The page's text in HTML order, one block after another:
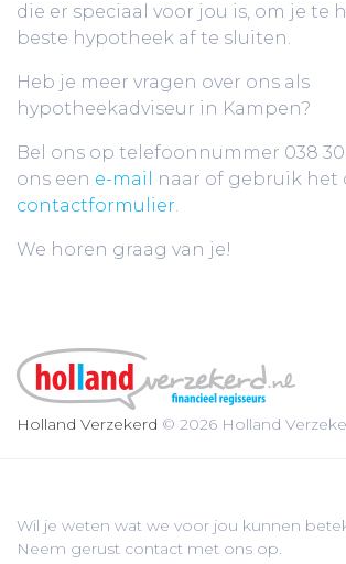
die er speciaal voor jou is, om je te
beste hypotheek af te sluiten.
Heb je meer vragen over ons als
hypotheekadviseur in Kampen?
Bel ons op telefoonnummer 038 30
ons een e-mail
naar of gebruik het
contactformulier.
We horen graag van je!
Holland Verzekerd © 2026 Holland
Wil je weten wat we voor jou kunnen
Neem gerust contact met ons op.